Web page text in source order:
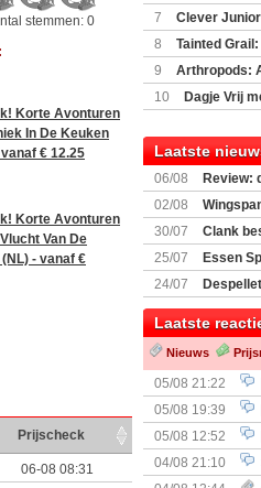
stemmen: 0
Korte Avonturen
In De Keuken
€ 12.25
Korte Avonturen
Van De
(NL) - vanaf €
Prijscheck
06-08 08:31
7
Clever
8
Tainted
Encounters
9 Arthropods:
10
Dagje Vrij
Laatste
06/08
Review:
Land
02/08
30/07
Clank
uitbreiding
25/07
Essen
Boardgamegeek
24/07
Laatste
Nieuws
05/08 21:22
Nemesis
05/08 19:39
05/08 12:52
Prijsverlagingen,
04/08 21:10